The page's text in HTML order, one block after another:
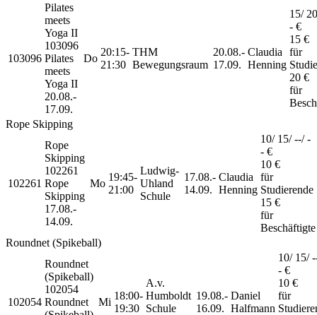
103096
Pilates
meets
Yoga II
103096
Pilates
meets
Yoga II
20.08.-
17.09.
Do
20:15-
21:30
THM
Bewegungsraum
20.08.-
17.09.
Claudia
Henning
15/
- €
15 €
für
20 €
für
Rope Skipping
102261
Rope
Skipping
102261
Rope
Skipping
17.08.-
14.09.
Mo
19:45-
21:00
Ludwig-
Uhland
Schule
17.08.-
14.09.
Claudia
Henning
10/ 15/ --/ -
- €
10 €
für
Studierende
15 €
für
Beschäftigte
Roundnet (Spikeball)
102054
Roundnet
(Spikeball)
102054
Roundnet
Mi
18:00-
19:30
A.v.
Humboldt
Schule
19.08.-
16.09.
Daniel
Halfmann
10/ 15/
- €
10 €
für